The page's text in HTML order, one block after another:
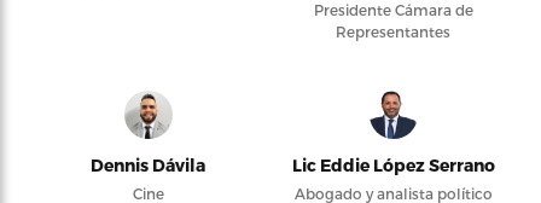
Presidente Cámara de
Representantes
Dennis Dávila
Cine
Lic Eddie López Serrano
Abogado y analista político